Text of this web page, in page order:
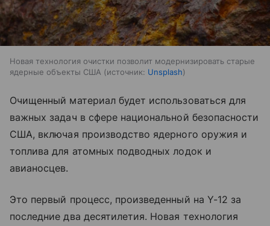
Новая технология очистки позволит модернизировать старые
ядерные объекты США
источник: Unsplash
Очищенный материал будет использоваться для
важных задач в сфере национальной безопасности
США, включая производство ядерного оружия и
топлива для атомных подводных лодок и
авианосцев.
Это первый процесс, произведенный на Y-12 за
последние два десятилетия. Новая технология